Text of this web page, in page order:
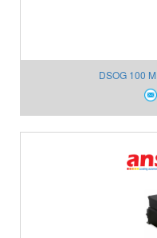
DSOG 100